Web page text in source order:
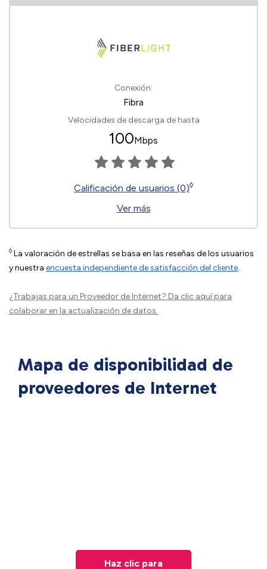
Conexión:
Fibra
Velocidades de descarga de hasta
100Mbps
Calificación de usuarios (0)◊
Ver más
◊ La valoración de estrellas se basa en las reseñas de los usuarios
y nuestra encuesta independiente de satisfacción del cliente.
¿Trabajas para un Proveedor de Internet? Da clic aquípara
colaborar en la actualización de datos.
Mapa de disponibilidad de
proveedores de Internet
Haz clic para